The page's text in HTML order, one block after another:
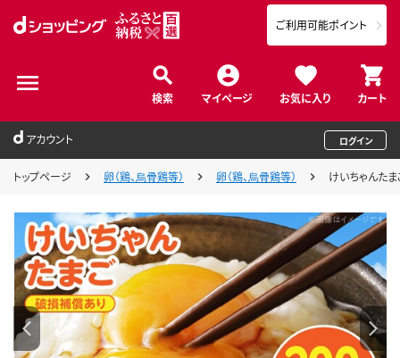
検索 マイページ お気に入り カート
ご利用可能ポイント
アカウント ログイン
トップページ 卵（鶏、烏骨鶏等） 卵（鶏、烏骨鶏等） けいちゃん